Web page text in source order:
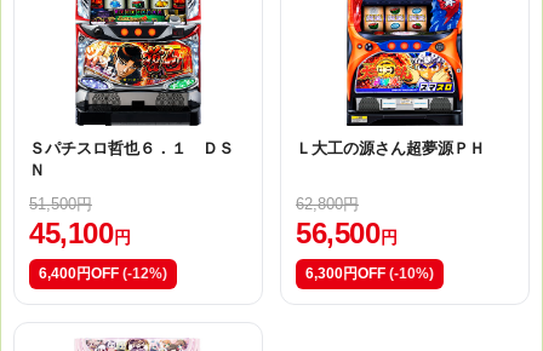
Ｓパチスロ哲也６．１ ＤＳ
Ｎ
51,500円
45,100 円
6,400円OFF (-12%)
Ｌ大工の源さん超夢源ＰＨ
62,800円
56,500 円
6,300円OFF (-10%)